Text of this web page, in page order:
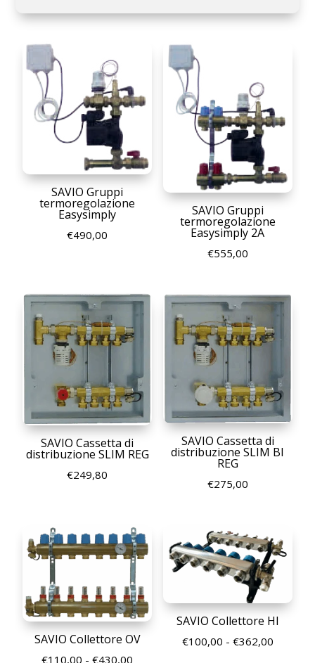
SAVIO Gruppi
termoregolazione
Easysimply
€490,00
SAVIO Gruppi
termoregolazione
Easysimply 2A
€555,00
SAVIO Cassetta di
distribuzione SLIM REG
€249,80
SAVIO Cassetta di
distribuzione SLIM BI
REG
€275,00
SAVIO Collettore OV
€110,00 - €430,00
SAVIO Collettore HI
€100,00 - €362,00Fascia